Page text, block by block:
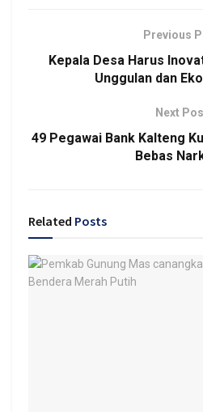
Previous
Kepala Desa Harus
Unggulan dan
Next
49 Pegawai Bank Kalteng
Bebas
Related Posts